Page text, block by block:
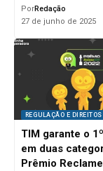
PorRedação
27 de junho de 2025
REGULAÇÃO E DIREITOS
TIM garante o
em duas
Prêmio